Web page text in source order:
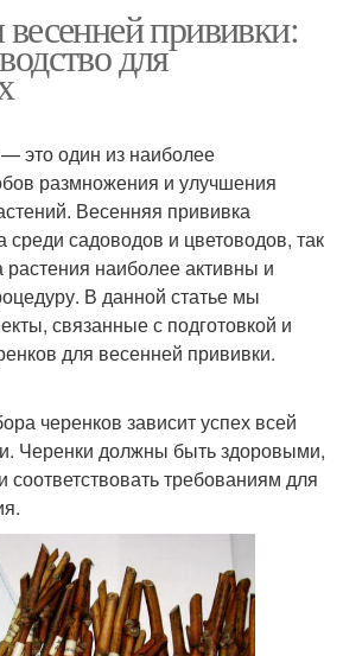
прививки:
для
это один из наиболее
размножения и улучшения
Весенняя прививка
среди садоводов и цветоводов, так
растения наиболее активны и
В данной статье мы
связанные с подготовкой и
для весенней прививки.
черенков зависит успех всей
Черенки должны быть здоровыми,
требованиям для